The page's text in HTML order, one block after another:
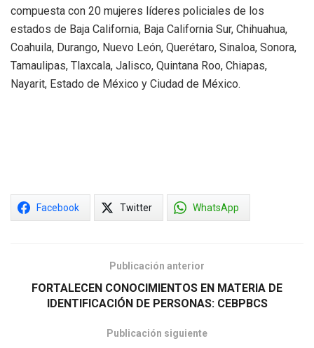
compuesta con 20 mujeres líderes policiales de los
estados de Baja California, Baja California Sur, Chihuahua,
Coahuila, Durango, Nuevo León, Querétaro, Sinaloa, Sonora,
Tamaulipas, Tlaxcala, Jalisco, Quintana Roo, Chiapas,
Nayarit, Estado de México y Ciudad de México.
Facebook Twitter WhatsApp
Publicación anterior
FORTALECEN CONOCIMIENTOS EN MATERIA DE
IDENTIFICACIÓN DE PERSONAS: CEBPBCS
Publicación siguiente